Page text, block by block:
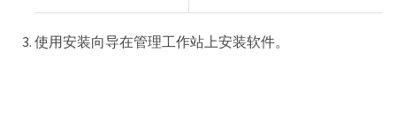
使用安装向导在管理工作站上安装软件。